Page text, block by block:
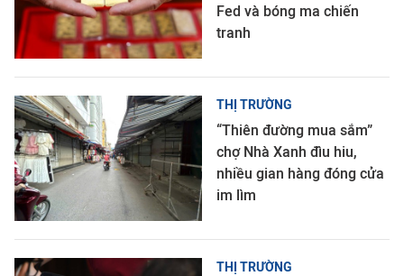
Fed và bóng ma chiến
tranh
THỊ TRƯỜNG
“Thiên đường mua sắm”
chợ Nhà Xanh đìu hiu,
nhiều gian hàng đóng cửa
im lìm
THỊ TRƯỜNG